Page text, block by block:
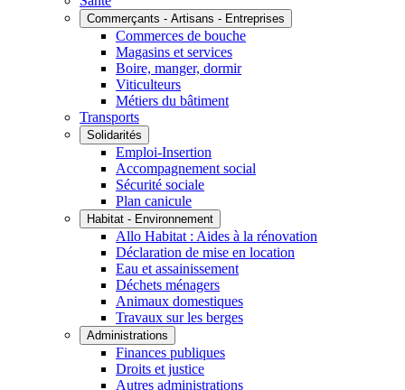
Commerçants - Artisans - Entreprises
Commerces de bouche
Magasins et services
Boire, manger, dormir
Viticulteurs
Métiers du bâtiment
Transports
Solidarités
Emploi-Insertion
Accompagnement social
Sécurité sociale
Plan canicule
Habitat - Environnement
Allo Habitat : Aides à la rénovation
Déclaration de mise en location
Eau et assainissement
Déchets ménagers
Animaux domestiques
Travaux sur les berges
Administrations
Finances publiques
Droits et justice
Autres administrations